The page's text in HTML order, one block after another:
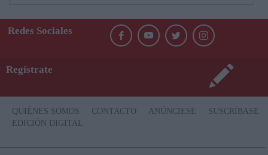
Redes Sociales
Regístrate
QUIÉNES SOMOS CONTACTO ANÚNCIESE
SUSCRÍBASE
EDICIÓN DIGITAL